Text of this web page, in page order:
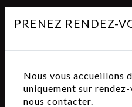
PRENEZ RENDEZ-
Nous vous accueillons
uniquement sur
nous contacter.